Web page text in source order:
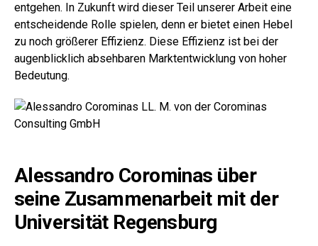
entgehen. In Zukunft wird dieser Teil unserer Arbeit eine
entscheidende Rolle spielen, denn er bietet einen Hebel
zu noch größerer Effizienz. Diese Effizienz ist bei der
augenblicklich absehbaren Marktentwicklung von hoher
Bedeutung.
Alessandro Corominas über
seine Zusammenarbeit mit der
Universität Regensburg